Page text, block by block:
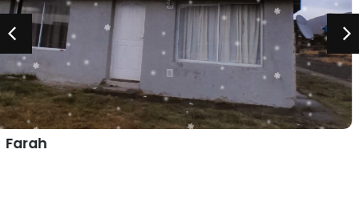
Departamento Del Sendero